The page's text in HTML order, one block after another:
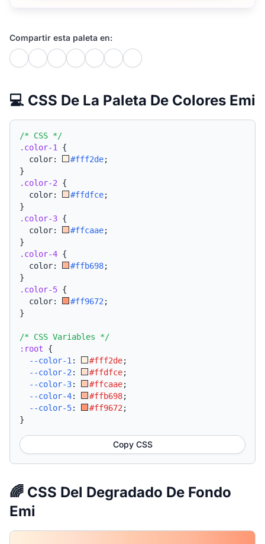
Compartir esta paleta en:
💻 CSS De La Paleta De Colores Emi
/* CSS */
.color-1
{
  color:
#fff2de;
}
.color-2 {
  color:
#ffdfce;
}
.color-3 {
  color:
#ffcaae;
}
.color-4 {
  color:
#ffb698;
}
.color-5 {
  color:
#ff9672 ;
}
/* CSS Variables */
:root {
--color-1 : #fff2de;
--color-2 : #ffdfce;
--color-3: #ffcaae;
--color-4: #ffb698;
--color-5: #ff9672 ;
}
Copy CSS
🌈 CSS Del Degradado De Fondo
Emi